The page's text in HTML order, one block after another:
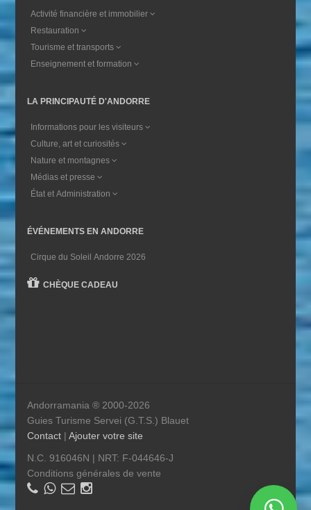
Activité financière et immobilier
Restauration
Tourisme et transports
Enseignement et formation
LA PRINCIPAUTÉ D'ANDORRE
Informations pour les visiteurs
Culture, art et curiosités
Nature et montagnes
Médias et presse
État et Administration
ÉVÉNEMENTS EN ANDORRE
Cirque du Soleil Andorre 2026
CHÈQUE CADEAU
Andorramania ® 2000-2026
Guies Turisme Servei (G.T.S.) Blauet
Contact| Ajouter votre site
N.C. 916046N | NRT: F-044646-J
Conditions générales de vente